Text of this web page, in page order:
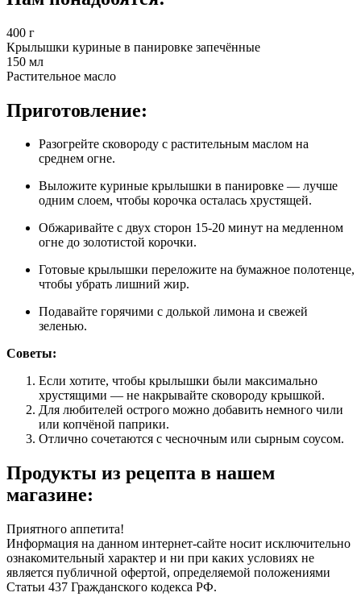
400 г
Крылышки куриные в панировке запечённые
150 мл
Растительное масло
Приготовление:
Разогрейте сковороду с растительным маслом на
среднем огне.
Выложите куриные крылышки в панировке — лучше
одним слоем, чтобы корочка осталась хрустящей.
Обжаривайте с двух сторон 15-20 минут на медленном
огне до золотистой корочки.
Готовые крылышки переложите на бумажное полотенце,
чтобы убрать лишний жир.
Подавайте горячими с долькой лимона и свежей
зеленью.
Советы:
Если хотите, чтобы крылышки были максимально
хрустящими — не накрывайте сковороду крышкой.
Для любителей острого можно добавить немного чили
или копчёной паприки.
Отлично сочетаются с чесночным или сырным соусом.
Продукты из рецепта в нашем
магазине:
Приятного аппетита!
Информация на данном интернет-сайте носит исключительно
ознакомительный характер и ни при каких условиях не
является публичной офертой, определяемой положениями
Статьи 437 Гражданского кодекса РФ.